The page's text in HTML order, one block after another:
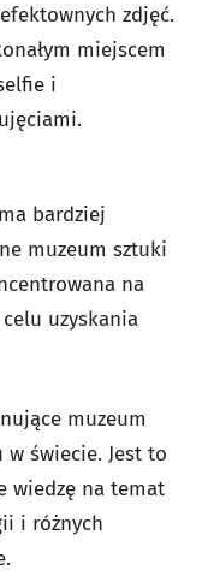
zdjęć.
miejscem
i
bardziej
muzeum sztuki
na
uzyskania
muzeum
świecie. Jest to
wiedzę na temat
i różnych